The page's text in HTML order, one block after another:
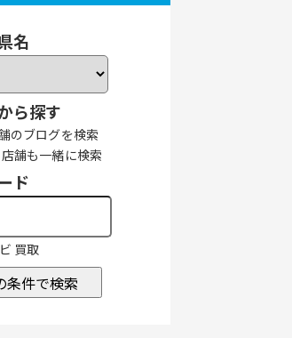
名
ら探す
のブログを検索
舗も一緒に検索
ド
買取
条件で検索